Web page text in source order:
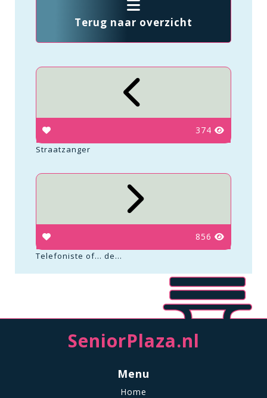
Terug naar overzicht
374
Straatzanger
856
Telefoniste of… de...
SeniorPlaza.nl
Menu
Home